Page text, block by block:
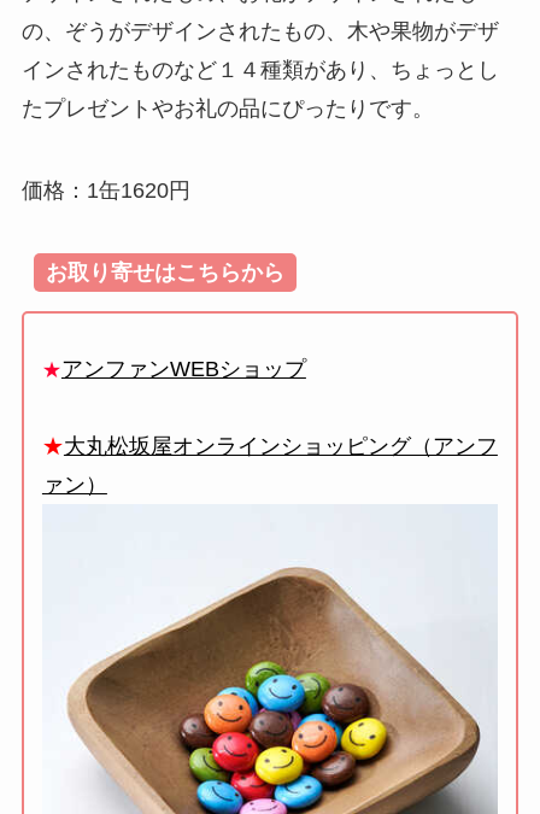
の、ぞうがデザインされたもの、木や果物がデザ
インされたものなど１４種類があり、ちょっとし
たプレゼントやお礼の品にぴったりです。
価格：1缶1620円
お取り寄せはこちらから
★アンファンWEBショップ
★大丸松坂屋オンラインショッピング（アンフ
ァン）